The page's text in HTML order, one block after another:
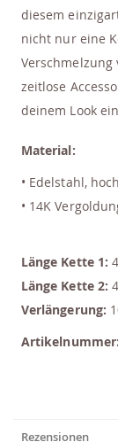
diesem
nicht nur eine
Verschmelzung
zeitlose
deinem Look
Material:
• Edelstahl,
• 14K
Länge Kette 1:
Länge Kette 2:
Verlängerung:
Artikelnummer:
Rezensionen